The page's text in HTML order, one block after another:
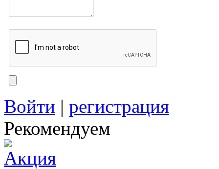
Войти | регистрация
Рекомендуем